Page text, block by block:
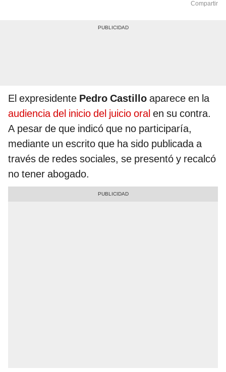
Compartir
El expresidente Pedro Castillo aparece en la
audiencia del inicio del juicio oral en su contra.
A pesar de que indicó que no participaría,
mediante un escrito que ha sido publicada a
través de redes sociales, se presentó y recalcó
no tener abogado.